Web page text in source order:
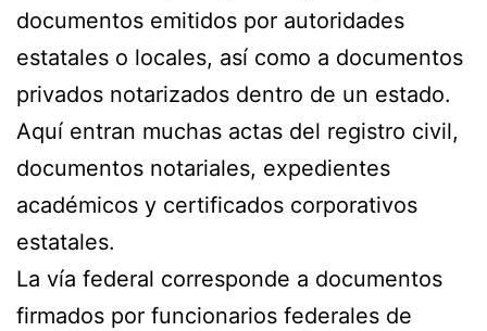
documentos emitidos por autoridades
estatales o locales, así como a documentos
privados notarizados dentro de un estado.
Aquí entran muchas actas del registro civil,
documentos notariales, expedientes
académicos y certificados corporativos
estatales.
La vía federal corresponde a documentos
firmados por funcionarios federales de